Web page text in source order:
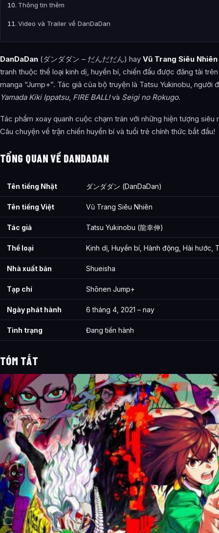
Thông tin thêm
Video và Trailer về DanDaDan
PV Nguyên tác
PV Anime
Video không có credit Anime
Ảnh về DanDaDan
Bài Viết Liên Quan
Câu Hỏi Thường Gặp
DanDaDan là gì?
DanDaDan (ダンダダン – だんだだん) hay Vũ Trang Siêu Nhiên
tranh thuộc thể loại kinh dị, huyền bí, chiến đấu được đăng tải
manga “Jump+”. Tác giả của bộ truyện là Tatsu Yukinobu, người
Yamada Kiki Ippatsu, FIRE BALL!và Seigi no Rokugo.
Tác phẩm xoay quanh cuộc chạm trán với những hiện tượng siêu
Câu chuyện về trận chiến huyền bí và tuổi trẻ chính thức bắt đầu!
TỔNG QUAN VỀ DANDADAN
Tên tiếng Nhật ダンダダン (DanDaDan)
Tên tiếng Việt Vũ Trang Siêu Nhiên
Tác giả Tatsu Yukinobu (龍幸伸)
Thể loại Kinh dị, Huyền bí, Hành động, Hài hước,
Nhà xuất bản Shueisha
Tạp chí Shōnen Jump+
Ngày phát hành 6 tháng 4, 2021 – nay
Tình trạng Đang tiến hành
TÓM TẮT